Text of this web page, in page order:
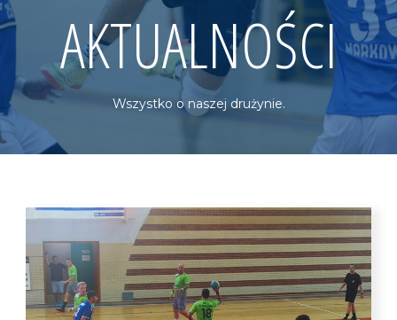
AKTUALNOŚCI
Wszystko o naszej drużynie.